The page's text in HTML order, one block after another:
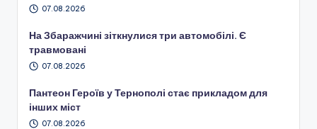
07.08.2026
На Збаражчині зіткнулися три автомобілі. Є
травмовані
07.08.2026
Пантеон Героїв у Тернополі стає прикладом для
інших міст
07.08.2026